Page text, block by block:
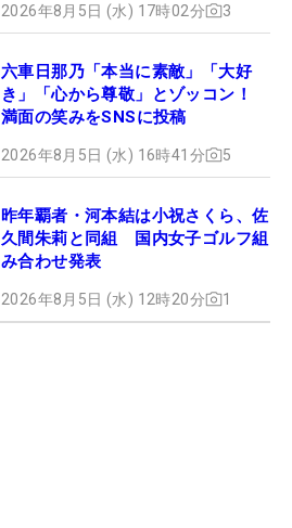
2026年8月5日 (水) 17時02分 3
六車日那乃「本当に素敵」「大好
き」「心から尊敬」とゾッコン！
満面の笑みをSNSに投稿
2026年8月5日 (水) 16時41分 5
昨年覇者・河本結は小祝さくら、佐
久間朱莉と同組 国内女子ゴルフ組
み合わせ発表
2026年8月5日 (水) 12時20分 1